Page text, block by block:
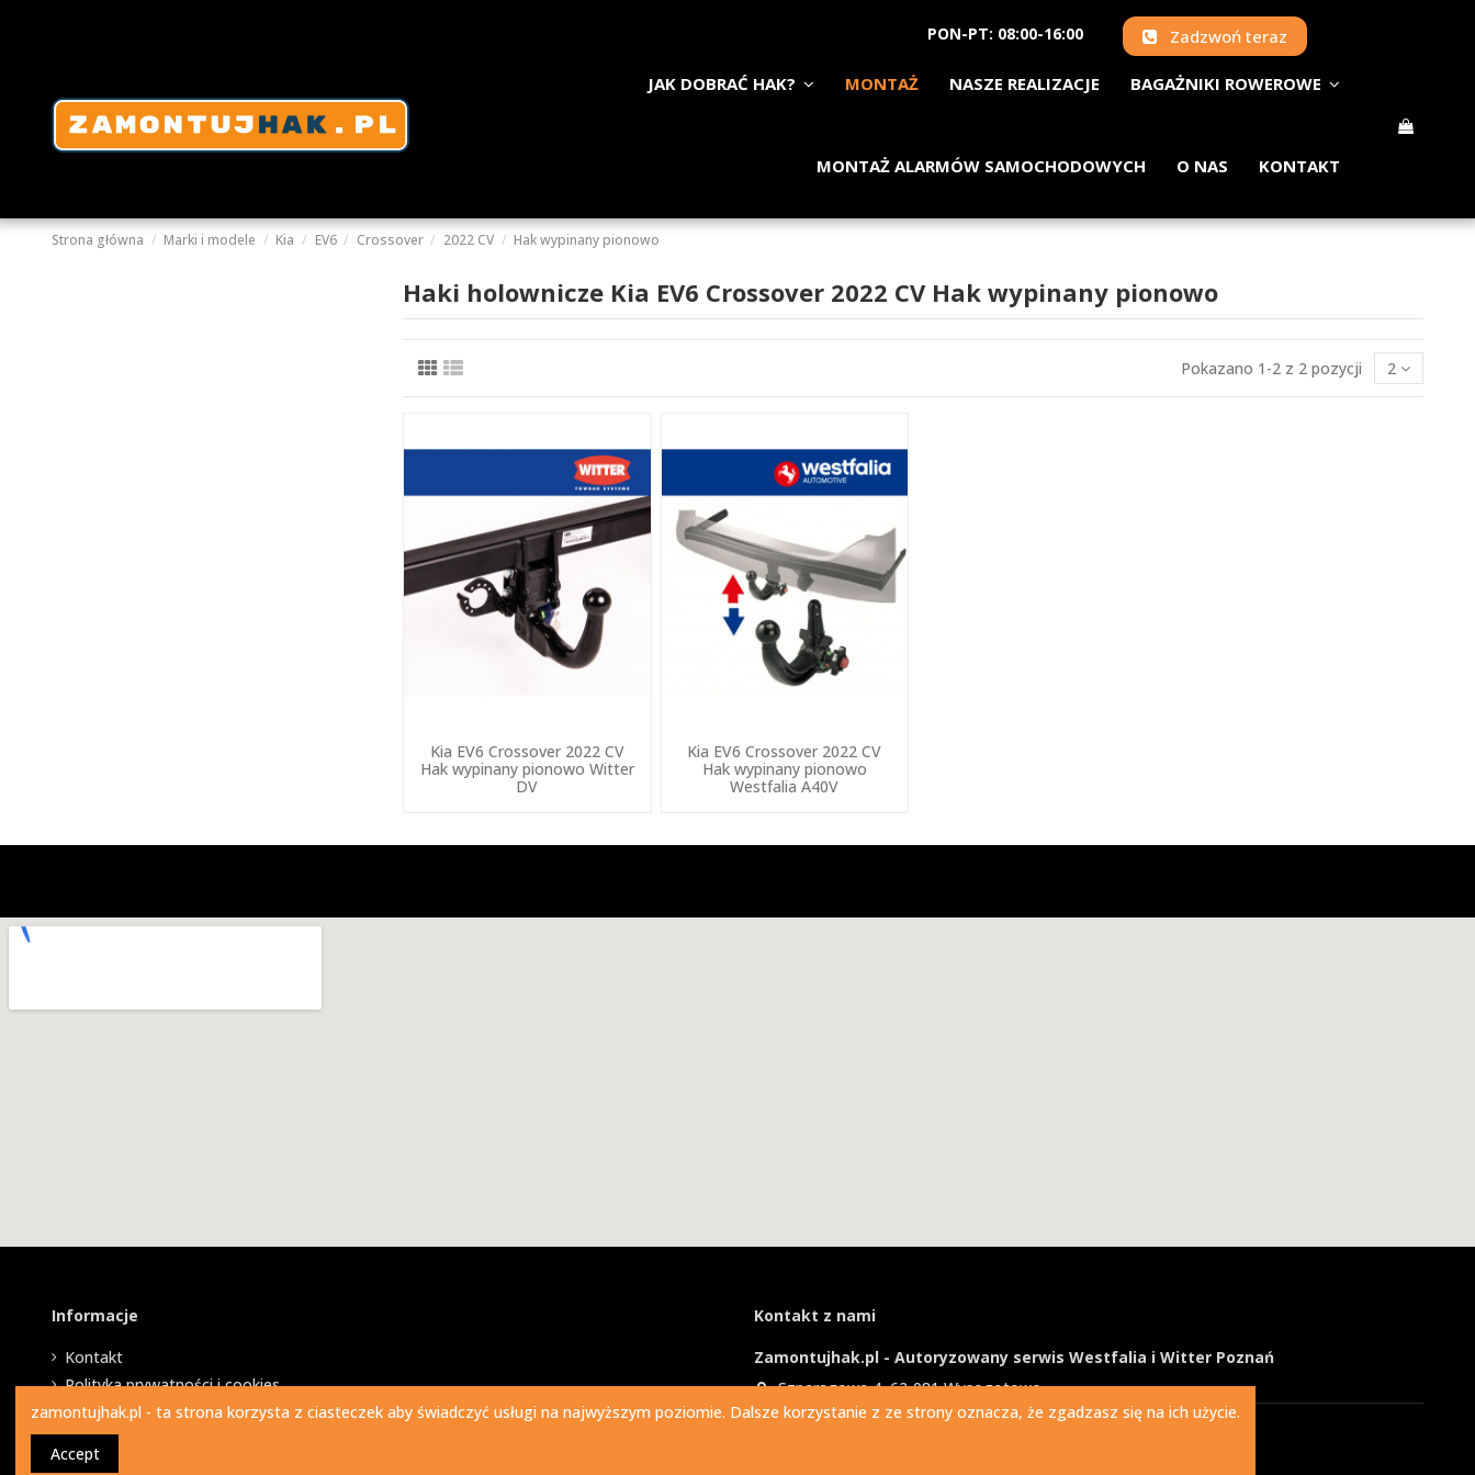
PON-PT: 08:00-16:00 Zadzwoń teraz
JAK DOBRAĆ HAK? MONTAŻ NASZE REALIZACJE BAGAŻNIKI ROWEROWE
MONTAŻ ALARMÓW SAMOCHODOWYCH O NAS KONTAKT
Strona główna Marki i modele Kia EV6 Crossover 2022 CV Hak wypinany pionowo
Haki holownicze Kia EV6 Crossover 2022 CV Hak wypinany pionowo
Pokazano 1-2 z 2 pozycji 2
Kia EV6 Crossover 2022 CV
Hak wypinany pionowo Witter
DV
Kia EV6 Crossover 2022 CV
Hak wypinany pionowo
Westfalia A40V
Informacje
Kontakt
Polityka prywatności i cookies
Kontakt z nami
Zamontujhak.pl - Autoryzowany serwis Westfalia i Witter Poznań
Szparagowa 4, 62-081 Wysogotowo
730 037 037
zamontujhak.pl - ta strona korzysta z ciasteczek aby świadczyć usługi na najwyższym poziomie. Dalsze korzystanie z ze strony oznacza, że zgadzasz się na ich użycie.
Accept